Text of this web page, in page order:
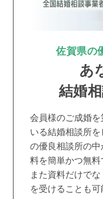
佐賀県の
あ
結婚
会員様のご成婚
いる結婚相談所
の優良相談所の
料を簡単かつ無料
また資料だけで
を受けることも可